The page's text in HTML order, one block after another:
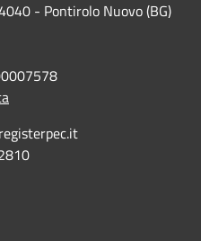
- Pontirolo Nuovo (BG)